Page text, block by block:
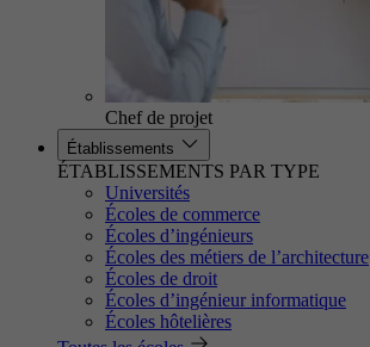
Chef de projet
Établissements
ÉTABLISSEMENTS PAR TYPE
Universités
Écoles de commerce
Écoles d’ingénieurs
Écoles des métiers de l’architecture
Écoles de droit
Écoles d’ingénieur informatique
Écoles hôtelières